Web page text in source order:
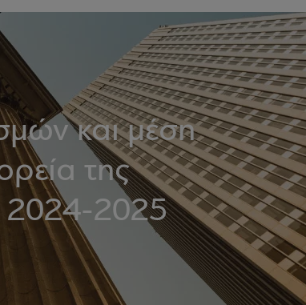
και μέση
της
2024-2025